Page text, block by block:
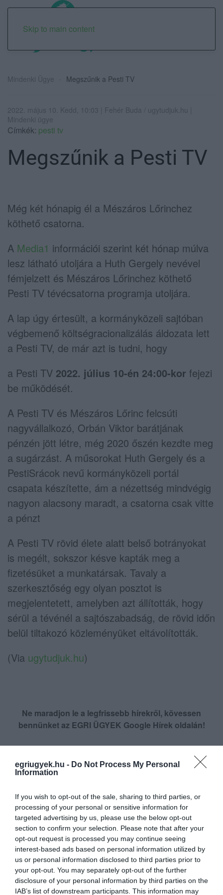
egriugyek.hu - Do Not Process My Personal
Information
If you wish to opt-out of the sale, sharing to third parties, or
processing of your personal or sensitive information for
targeted advertising by us, please use the below opt-out
section to confirm your selection. Please note that after your
opt-out request is processed you may continue seeing
interest-based ads based on personal information utilized by
us or personal information disclosed to third parties prior to
your opt-out. You may separately opt-out of the further
disclosure of your personal information by third parties on the
IAB’s list of downstream participants. This information may
Skip to main content
Mindenki Ügye Megszűnik a Pesti TV
2022. május 10. Kedd, 10:03 | Fehér Buda / ugytudjuk.hu |
Mindenki ügye
Címkék: pesti tv
Megszűnik a Pesti TV
Még két hónapig él a Mészáros Lőrinchez
köthető csatorna.
A Media1 információi szerint két hónap múlva
lesz látható utoljára a Huth Gergely nevével
fémjelzett és Mészáros Lőrinchez köthető
Pesti TV tévécsatorna programja utoljára.
A lap úgy értesült, a kormányközeli sajtóban
végbemenő költségracionalizálás áldozata lett
a Pesti TV, de már azt is tudni, hogy
a Pesti TV 2022. július 10-én 24:00-kor fejezi
be működését.
A Pesti TV és Mészáros Lőrinc felcsúti
nagyvállalkozó, Orbán Viktor barátjának
pénzén jött létre, még 2020 őszén kezdte meg
a sugárzást. A műsorokat Huth Gergely és a
PestiSrácok nevű kormányközeli portál
csapata készítette, ám a nézettség mindvégig
nagyon alacsony maradt, a csatorna csak vitte
a pénzt
A Pesti TV rövid élete alatt belső botrányokat
is megélt, sokszor késve kapták meg a
fizetésüket a munkatársak. Tavaly a
szerkesztőség egy olyan posztot is
megjelentetett, amelyben azt állították, hogy
sérül a tévénél a sajtószabadság, de rövid időn
belül tiltakozó közleményüket eltávolították.
(Via ugytudjuk.hu)
Ne maradjon le a legfrissebb hírekről, kövessen
bennünket az EGRI ÜGYEK Google Hírek oldalán!
Legfrissebb híreink
TÍZ ÉVE NEM VOLT ILYEN ALACSONY AZ